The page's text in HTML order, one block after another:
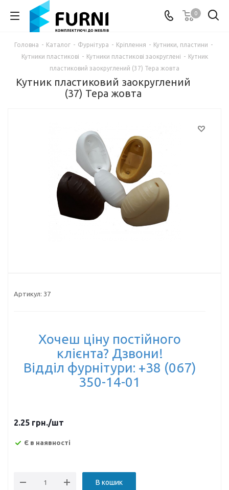
0
Головна - Каталог - Фурнітура - Кріплення - Кутники, пластини -
Кутники пластикові - Кутники пластикові заокруглені - Кутник
пластиковий заокруглений (37) Тера жовта
Кутник пластиковий заокруглений
(37) Тера жовта
Артикул: 37
Хочеш ціну постійного
клієнта? Дзвони!
Відділ фурнітури: +38 (067)
350-14-01
2.25 грн./шт
Є в наявності
В кошик